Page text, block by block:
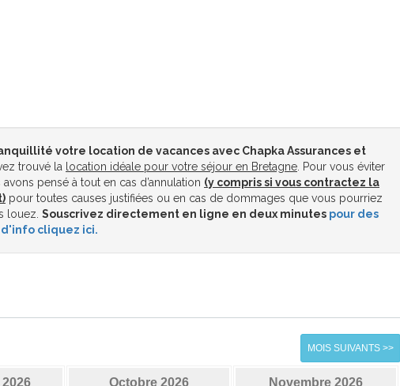
votre location de vacances avec Chapka Assurances et
trouvé la location idéale pour votre séjour en Bretagne . Pour vous éviter
pensé à tout en cas d’annulation (y compris si vous contractez la
pour toutes causes justifiées ou en cas de dommages que vous pourriez
louez. Souscrivez directement en ligne en deux minutes pour des
d'info cliquez ici.
MOIS SUIVANTS >>
Octobre 2026 Novembre 2026